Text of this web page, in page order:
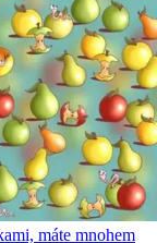
máte mnohem